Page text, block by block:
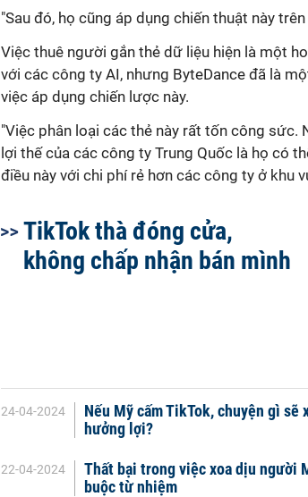
"Sau đó, họ cũng áp dụng chiến thuật này
Việc thuê người gắn thẻ dữ liệu hiện là một
với các công ty AI, nhưng ByteDance đã là
việc áp dụng chiến lược này.
"Việc phân loại các thẻ này rất tốn công sức.
lợi thế của các công ty Trung Quốc là họ có
điều này với chi phí rẻ hơn các công ty ở khu
TikTok thà đóng cửa,
không chấp nhận bán mình
24-04-2024
Nếu Mỹ cấm TikTok, chuyện gì sẽ
hưởng lợi?
22-04-2024
Thất bại trong việc xoa dịu người
buộc từ nhiệm